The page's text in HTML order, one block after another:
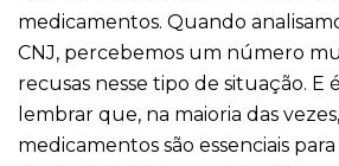
medicamentos. Quando
CNJ, percebemos um número
recusas nesse tipo de situação. E
lembrar que, na maioria das
medicamentos são essenciais